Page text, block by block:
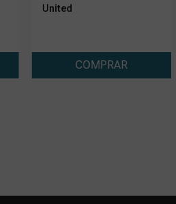
United
COMPRAR